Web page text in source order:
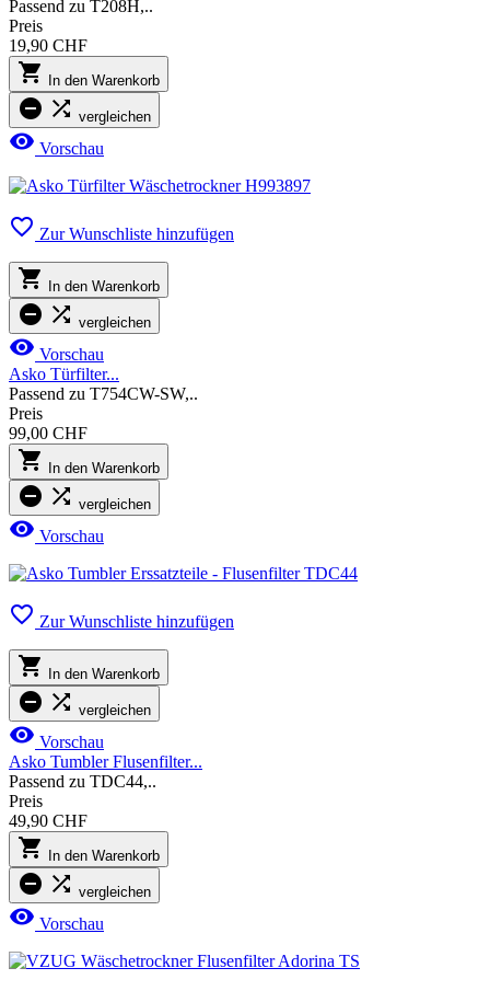
Passend zu T208H,..
Preis
19,90 CHF
 In den Warenkorb
  vergleichen
 Vorschau
 Zur Wunschliste hinzufügen
 In den Warenkorb
  vergleichen
 Vorschau
Asko Türfilter...
Passend zu T754CW-SW,..
Preis
99,00 CHF
 In den Warenkorb
  vergleichen
 Vorschau
 Zur Wunschliste hinzufügen
 In den Warenkorb
  vergleichen
 Vorschau
Asko Tumbler Flusenfilter...
Passend zu TDC44,..
Preis
49,90 CHF
 In den Warenkorb
  vergleichen
 Vorschau